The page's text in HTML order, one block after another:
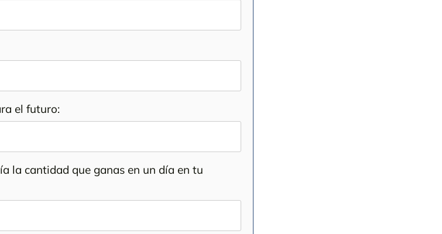
el futuro:
la cantidad que ganas en un día en tu